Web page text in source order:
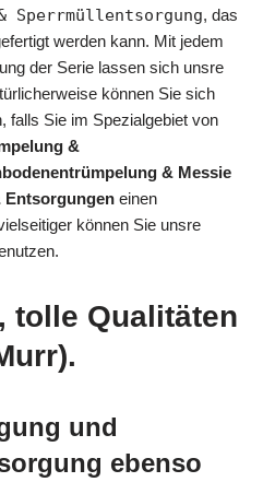
Sperrmüllentsorgung, das
werden kann. Mit jedem
der Serie lassen sich unsre
können Sie sich
falls Sie im Spezialgebiet von
&
& Messie
Entsorgungen einen
können Sie unsre
tolle Qualitäten
und
ebenso